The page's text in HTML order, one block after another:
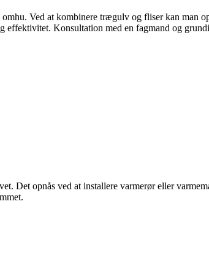
Ved at kombinere trægulv og fliser kan man
effektivitet. Konsultation med en fagmand og
Det opnås ved at installere varmerør eller